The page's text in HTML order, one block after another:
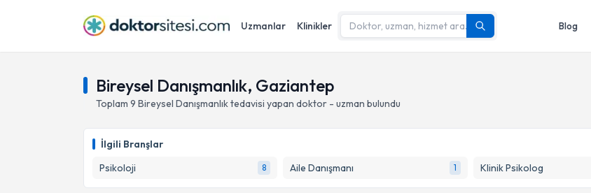
Uzmanlar Klinikler Blog
Bireysel Danışmanlık, Gaziantep
Toplam 9 Bireysel Danışmanlıktedavisi yapan doktor - uzman bulundu
İlgili Branşlar
Psikoloji
8 Aile Danışmanı 1 Klinik Psikolog